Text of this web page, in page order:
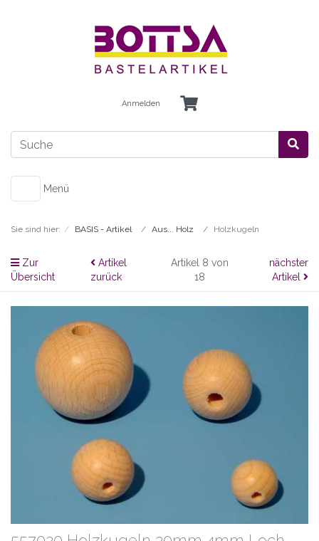
Anmelden
Menü
Sie sind hier: BASIS - Artikel Aus... Holz Holzkugeln
Zur
Übersicht
Artikel
zurück
Artikel 8 von
18
nächster
Artikel